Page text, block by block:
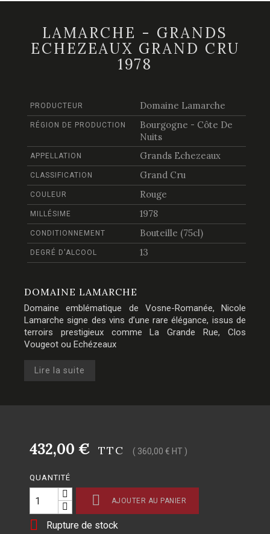
LAMARCHE - GRANDS
ECHEZEAUX GRAND CRU
1978
PRODUCTEUR Domaine Lamarche
RÉGION DE PRODUCTION
Bourgogne - Côte De
Nuits
APPELLATION Grands Echezeaux
CLASSIFICATION Grand Cru
COULEUR Rouge
MILLÉSIME 1978
CONDITIONNEMENT Bouteille (75cl)
DEGRÉ D'ALCOOL 13
DOMAINE LAMARCHE
Domaine emblématique de Vosne-Romanée, Nicole
Lamarche signe des vins d’une rare élégance, issus de
terroirs prestigieux comme La Grande Rue, Clos
Vougeot ou Echézeaux
Lire la suite
432,00 € TTC ( 360,00 € HT )
QUANTITÉ
 AJOUTER AU PANIER
 Rupture de stock